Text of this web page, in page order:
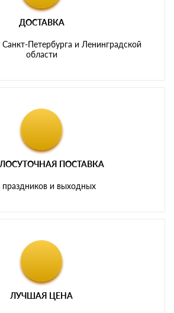
ДОСТАВКА
Петербурга и Ленинградской
области
ПОСТАВКА
праздников и выходных
ЛУЧШАЯ ЦЕНА